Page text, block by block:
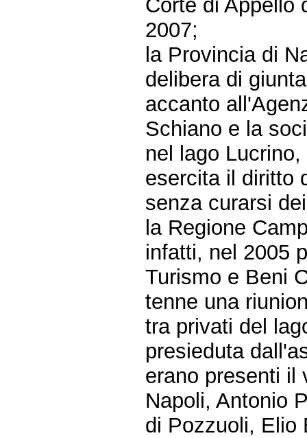
Corte di Appello
2007;
la Provincia di
delibera di
accanto
Schiano e la
nel lago
esercita il diritto
senza curarsi
la Regione
infatti, nel 2005
Turismo e Beni
tenne una
tra privati del
presieduta
erano presenti il
Napoli, Antonio
di Pozzuoli, Elio